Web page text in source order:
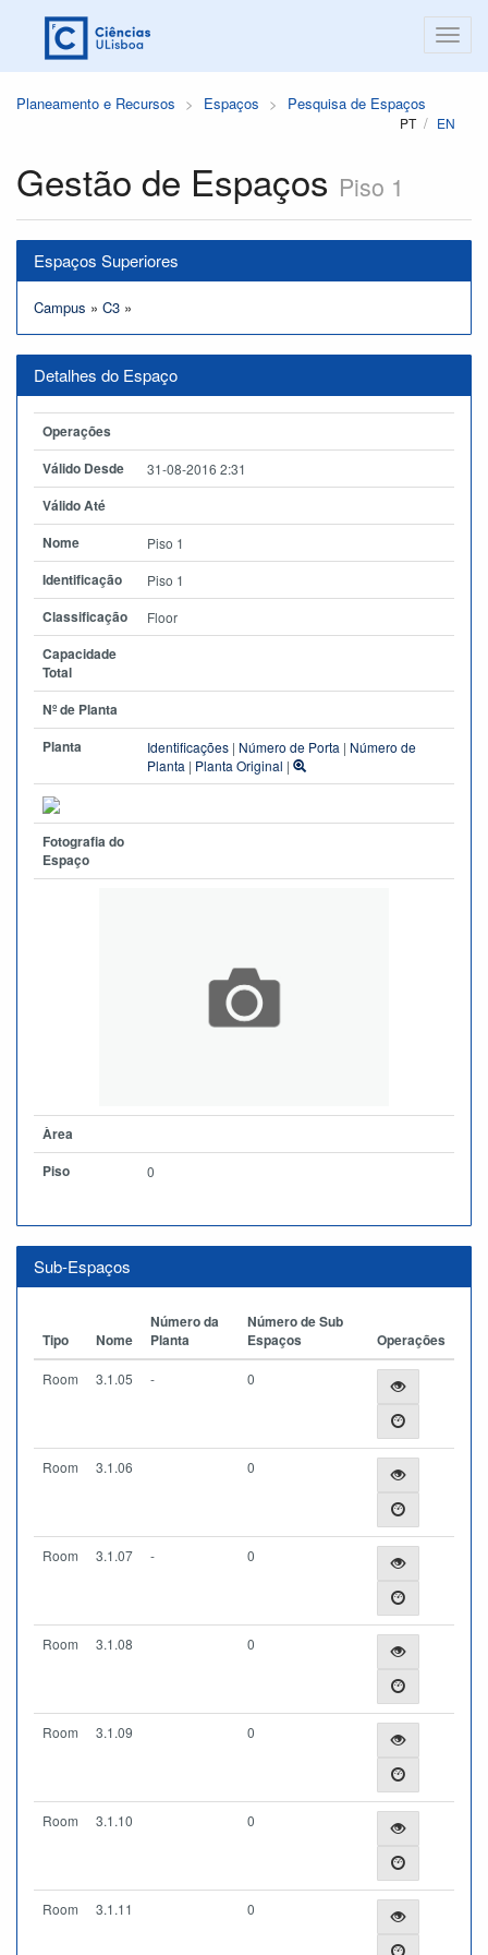
Planeamento e Recursos Espaços Pesquisa de Espaços
PT EN
Gestão de Espaços Piso 1
Espaços Superiores
Campus » C3 »
Detalhes do Espaço
Operações
Válido Desde
31-08-2016 2:31
Válido Até
Nome
Piso 1
Identificação Piso 1
Classificação Floor
Capacidade
Total
Nº de Planta
Planta
Identificações | Número de Porta | Número de
Planta | Planta Original |
Fotografia do
Espaço
Àrea
Piso
0
Sub-Espaços
Tipo Nome
Número da
Planta
Número de Sub
Espaços
Operações
Room 3.1.05 - 0
Room 3.1.06 0
Room 3.1.07 - 0
Room 3.1.08 0
Room 3.1.09 0
Room 3.1.10 0
Room 3.1.11 0